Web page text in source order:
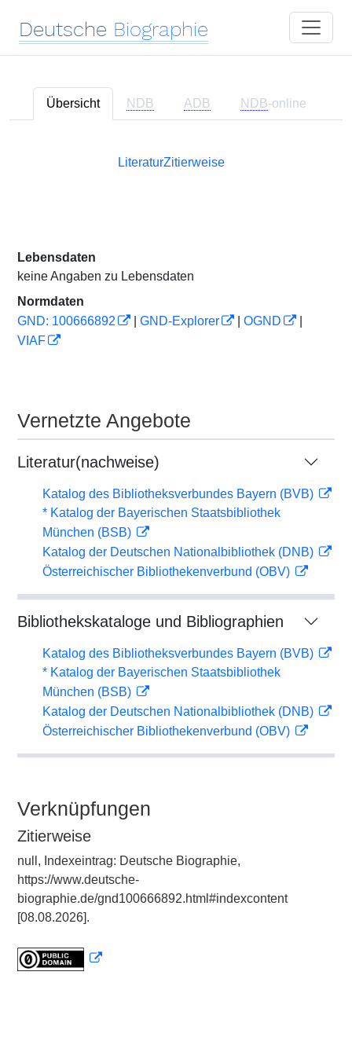
Deutsche Biographie
Übersicht NDB ADB NDB-online
LiteraturZitierweise
Lebensdaten
keine Angaben zu Lebensdaten
Normdaten
GND: 100666892
GND-Explorer OGND
VIAF
Vernetzte Angebote
Literatur(nachweise)
Katalog des Bibliotheksverbundes Bayern (BVB)
* Katalog der Bayerischen Staatsbibliothek
München (BSB)
Katalog der Deutschen Nationalbibliothek (DNB)
Österreichischer Bibliothekenverbund (OBV)
Bibliothekskataloge und Bibliographien
Katalog des Bibliotheksverbundes Bayern (BVB)
* Katalog der Bayerischen Staatsbibliothek
München (BSB)
Katalog der Deutschen Nationalbibliothek (DNB)
Österreichischer Bibliothekenverbund (OBV)
Verknüpfungen
Zitierweise
null, Indexeintrag: Deutsche Biographie,
https://www.deutsche-
biographie.de/gnd100666892.html#indexcontent
[08.08.2026].